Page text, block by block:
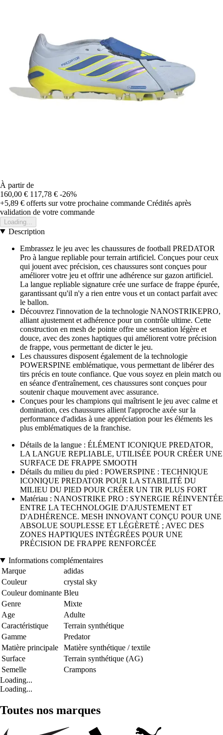
À partir de
160,00 € 117,78 € -26%
+5,89 € offerts sur votre prochaine commande Crédités après
validation de votre commande
Loading...
Description
Embrassez le jeu avec les chaussures de football PREDATOR
Pro à langue repliable pour terrain artificiel. Conçues pour ceux
qui jouent avec précision, ces chaussures sont conçues pour
améliorer votre jeu et offrir une adhérence sur gazon artificiel.
La langue repliable signature crée une surface de frappe épurée,
garantissant qu'il n'y a rien entre vous et un contact parfait avec
le ballon.
Découvrez l'innovation de la technologie NANOSTRIKEPRO,
alliant ajustement et adhérence pour un contrôle ultime. Cette
construction en mesh de pointe offre une sensation légère et
douce, avec des zones haptiques qui améliorent votre précision
de frappe, vous permettant de dicter le jeu.
Les chaussures disposent également de la technologie
POWERSPINE emblématique, vous permettant de libérer des
tirs précis en toute confiance. Que vous soyez en plein match ou
en séance d'entraînement, ces chaussures sont conçues pour
soutenir chaque mouvement avec assurance.
Conçues pour les champions qui maîtrisent le jeu avec calme et
domination, ces chaussures allient l'approche axée sur la
performance d'adidas à une appréciation pour les éléments les
plus emblématiques de la franchise.
Détails de la langue : ÉLÉMENT ICONIQUE PREDATOR,
LA LANGUE REPLIABLE, UTILISÉE POUR CRÉER UNE
SURFACE DE FRAPPE SMOOTH
Détails du milieu du pied : POWERSPINE : TECHNIQUE
ICONIQUE PREDATOR POUR LA STABILITÉ DU
MILIEU DU PIED POUR CRÉER UN TIR PLUS FORT
Matériau : NANOSTRIKE PRO : SYNERGIE RÉINVENTÉE
ENTRE LA TECHNOLOGIE D'AJUSTEMENT ET
D'ADHÉRENCE. MESH INNOVANT CONÇU POUR UNE
ABSOLUE SOUPLESSE ET LÉGÈRETÉ ; AVEC DES
ZONES HAPTIQUES INTÉGRÉES POUR UNE
PRÉCISION DE FRAPPE RENFORCÉE
Informations complémentaires
Marque
adidas
Couleur
crystal sky
Couleur dominante Bleu
Genre
Mixte
Age
Adulte
Caractéristique
Terrain synthétique
Gamme
Predator
Matière principale
Matière synthétique / textile
Surface
Terrain synthétique (AG)
Semelle
Crampons
Loading...
Loading...
Toutes nos marques